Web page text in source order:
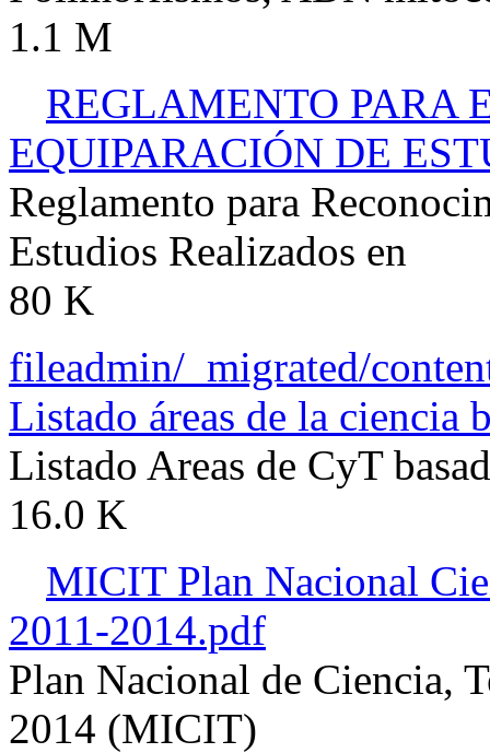
1.1 M
REGLAMENTO PARA
EQUIPARACIÓN DE
Reglamento para
Estudios Realizados en
80 K
fileadmin/_migrated/
Listado áreas de la ciencia
Listado Areas de CyT
16.0 K
MICIT Plan Nacional
2011-2014.pdf
Plan Nacional de Ciencia,
2014 (MICIT)